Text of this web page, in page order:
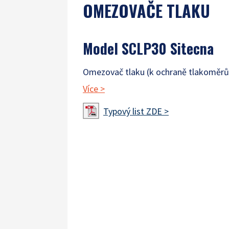
OMEZOVAČE TLAKU
Model SCLP30 Sitecna
Omezovač tlaku (k ochraně
Více >
Typový list ZDE >